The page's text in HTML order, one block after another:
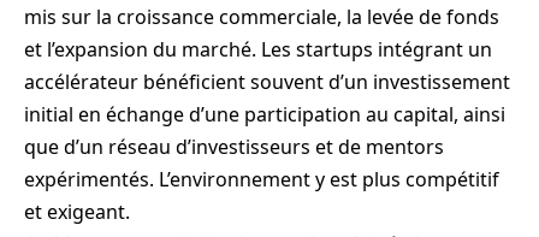
mis sur la croissance commerciale, la levée de fonds
et l’expansion du marché. Les startups intégrant un
accélérateur bénéficient souvent d’un investissement
initial en échange d’une participation au capital, ainsi
que d’un réseau d’investisseurs et de mentors
expérimentés. L’environnement y est plus compétitif
et exigeant.